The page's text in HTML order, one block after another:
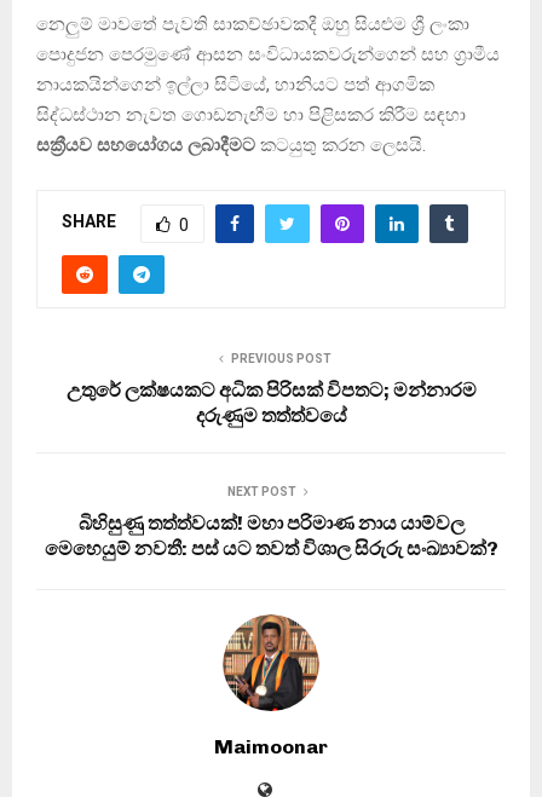
නෙලුම් මාවතේ පැවති සාකච්ඡාවකදී ඔහු සියළුම ශ්‍රී ලංකා
පොදුජන පෙරමුණේ ආසන සංවිධායකවරුන්ගෙන් සහ ග්‍රාමීය
නායකයින්ගෙන් ඉල්ලා සිටියේ, හානියට පත් ආගමික
සිද්ධස්ථාන නැවත ගොඩනැඟීම හා පිළිසකර කිරීම සඳහා
සක්‍රීයව සහයෝගය ලබාදීමට කටයුතු කරන ලෙසයි.
SHARE 0
PREVIOUS POST
උතුරේ ලක්ෂයකට අධික පිරිසක් විපතට; මන්නාරම
දරුණුම තත්ත්වයේ
NEXT POST
බිහිසුණු තත්ත්වයක්! මහා පරිමාණ නාය යාම්වල
මෙහෙයුම් නවතී: පස් යට තවත් විශාල සිරුරු සංඛ්‍යාවක්?
Maimoonar